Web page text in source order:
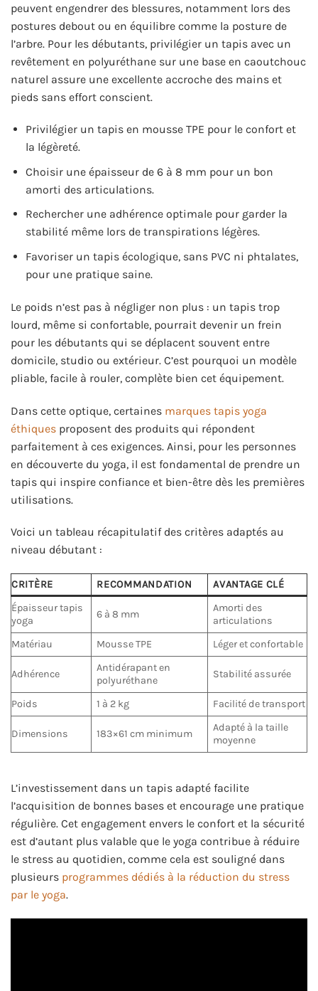
peuvent engendrer des blessures, notamment lors des
postures debout ou en équilibre comme la posture de
l’arbre. Pour les débutants, privilégier un tapis avec un
revêtement en polyuréthane sur une base en caoutchouc
naturel assure une excellente accroche des mains et
pieds sans effort conscient.
Privilégier un tapis en mousse TPE pour le confort et
la légèreté.
Choisir une épaisseur de 6 à 8 mm pour un bon
amorti des articulations.
Rechercher une adhérence optimale pour garder la
stabilité même lors de transpirations légères.
Favoriser un tapis écologique, sans PVC ni phtalates,
pour une pratique saine.
Le poids n’est pas à négliger non plus : un tapis trop
lourd, même si confortable, pourrait devenir un frein
pour les débutants qui se déplacent souvent entre
domicile, studio ou extérieur. C’est pourquoi un modèle
pliable, facile à rouler, complète bien cet équipement.
Dans cette optique, certaines marques tapis yoga
éthiques proposent des produits qui répondent
parfaitement à ces exigences. Ainsi, pour les personnes
en découverte du yoga, il est fondamental de prendre un
tapis qui inspire confiance et bien-être dès les premières
utilisations.
Voici un tableau récapitulatif des critères adaptés au
niveau débutant :
CRITÈRE RECOMMANDATION
AVANTAGE CLÉ
Épaisseur tapis
yoga
6 à 8 mm
Amorti des
articulations
Matériau
Mousse TPE Léger et confortable
Adhérence
Antidérapant en
polyuréthane
Stabilité assurée
Poids 1 à 2 kg Facilité de transport
Dimensions 183×61 cm minimum
Adapté à la taille
moyenne
L’investissement dans un tapis adapté facilite
l’acquisition de bonnes bases et encourage une pratique
régulière. Cet engagement envers le confort et la sécurité
est d’autant plus valable que le yoga contribue à réduire
le stress au quotidien, comme cela est souligné dans
plusieurs programmes dédiés à la réduction du stress
par le yoga.